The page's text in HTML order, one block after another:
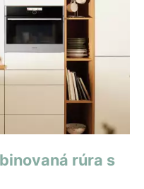
rúra s